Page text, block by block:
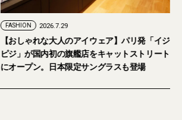
FASHION 2026.7.29
【おしゃれな大人のアイウェア】パリ発「イジ
ピジ」が国内初の旗艦店をキャットストリート
にオープン。日本限定サングラスも登場